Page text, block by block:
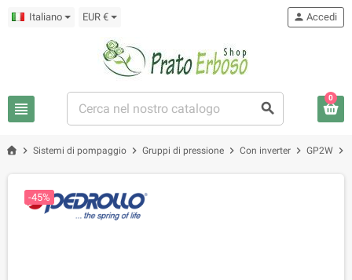
Italiano EUR €
view_headline search
person Accedi
0
chevron_right Sistemi di pompaggio chevron_right Gruppi di pressione chevron_right Con inverter chevron_right GP2W chevron_right
-45%